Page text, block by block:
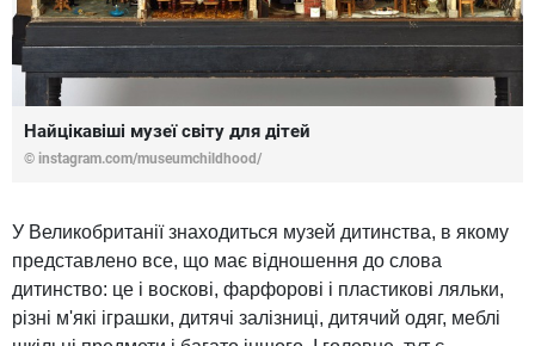
Найцікавіші музеї світу для дітей
© instagram.com/museumchildhood/
У Великобританії знаходиться музей дитинства, в якому
представлено все, що має відношення до слова
дитинство: це і воскові, фарфорові і пластикові ляльки,
різні м'які іграшки, дитячі залізниці, дитячий одяг, меблі